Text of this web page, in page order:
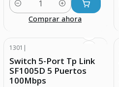
Cantidad
Comprar ahora
1301 |
Switch 5-Port Tp Link
SF1005D 5 Puertos
100Mbps